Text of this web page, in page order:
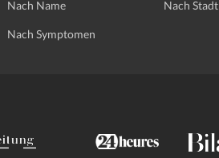
Nach Name Nach Stadt
Nach Symptomen